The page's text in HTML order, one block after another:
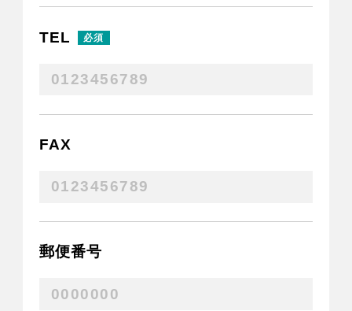
TEL
FAX
郵便番号